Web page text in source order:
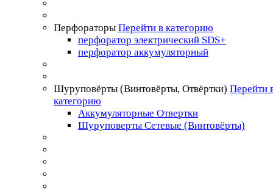
Перфораторы Перейти в категорию
перфоратор электрический SDS+
перфоратор аккумуляторный
Шуруповёрты (Винтовёрты, Отвёртки) Перейти
категорию
Аккумуляторные Отвертки
Шуруповерты Сетевые (Винтовёрты)